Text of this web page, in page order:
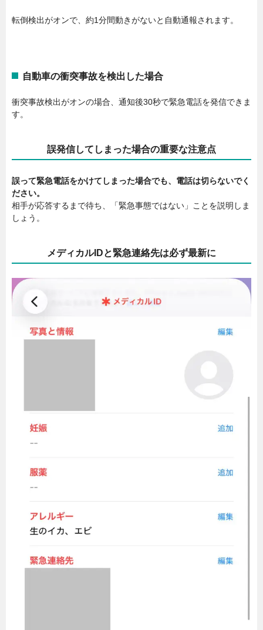
転倒検出がオンで、約1分間動きがないと自動通報されます。
自動車の衝突事故を検出した場合
衝突事故検出がオンの場合、通知後30秒で緊急電話を発信できま
す。
誤発信してしまった場合の重要な注意点
誤って緊急電話をかけてしまった場合でも、電話は切らないでく
ださい。
相手が応答するまで待ち、「緊急事態ではない」ことを説明しま
しょう。
メディカルIDと緊急連絡先は必ず最新に